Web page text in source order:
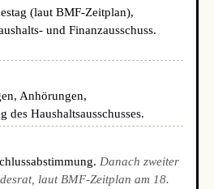
(laut BMF-Zeitplan),
und Finanzausschuss.
Anhörungen,
des Haushaltsausschusses.
Danach zweiter
laut BMF-Zeitplan am 18.